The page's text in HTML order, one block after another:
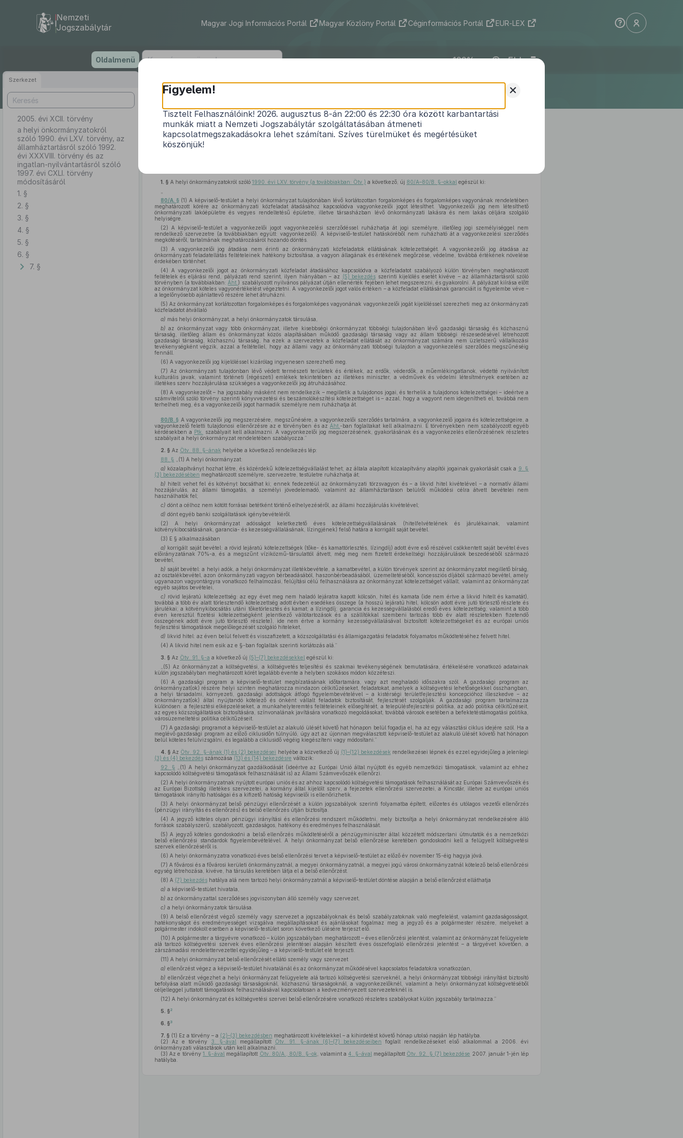
tartalomra
Nemzeti
Jogszabálytár
Magyar Jogi Információs Portál Magyar Közlöny Portál Céginformációs Portál EUR-LEX
Oldalmenü ELI
Szerkezet
2005. évi XCII. törvény
a helyi önkormányzatokról
szóló 1990. évi LXV. törvény, az
államháztartásról szóló 1992.
évi XXXVIII. törvény és az
ingatlan-nyilvántartásról szóló
1997. évi CXLI. törvény
módosításáról
1. §
2. §
3. §
4. §
5. §
6. §
7. §
2005. évi XCII. törvény
a helyi önkormányzatokról szóló1990. évi LXV. törvény , az államháztartásról szóló
1992. évi XXXVIII. törvényés az ingatlan-nyilvántartásról szóló1997. évi CXLI.
1
1. § A helyi önkormányzatokról szóló 1990. évi LXV. törvény (a továbbiakban: Ötv.) a következő, új 80/A–80/B. §-okkal egészül ki:
80/A. § (1) A képviselő-testület a helyi önkormányzat tulajdonában lévő korlátozottan forgalomképes és forgalomképes vagyonának rendeletében
meghatározott körére az önkormányzati közfeladat átadásához kapcsolódva vagyonkezelői jogot létesíthet. Vagyonkezelői jog nem létesíthető
önkormányzati lakóépületre és vegyes rendeltetésű épületre, illetve társasházban lévő önkormányzati lakásra és nem lakás céljára szolgáló
helyiségre.
(2) A képviselő-testület a vagyonkezelői jogot vagyonkezelési szerződéssel ruházhatja át jogi személyre, illetőleg jogi személyiséggel nem
rendelkező szervezetre (a továbbiakban együtt: vagyonkezelő). A képviselő-testület hatásköréből nem ruházható át a vagyonkezelési szerződés
megkötéséről, tartalmának meghatározásáról hozandó döntés.
(3) A vagyonkezelői jog átadása nem érinti az önkormányzati közfeladatok ellátásának kötelezettségét. A vagyonkezelői jog átadása az
önkormányzati feladatellátás feltételeinek hatékony biztosítása, a vagyon állagának és értékének megőrzése, védelme, továbbá értékének növelése
érdekében történhet.
(4) A vagyonkezelői jogot az önkormányzati közfeladat átadásához kapcsolódva a közfeladatot szabályozó külön törvényben meghatározott
feltételek és eljárási rend, pályázati rend szerint, ilyen hiányában – az (5) bekezdés szerinti kijelölés esetét kivéve – az államháztartásról szóló
törvényben (a továbbiakban: Áht. ) szabályozott nyilvános pályázat útján ellenérték fejében lehet megszerezni, és gyakorolni. A pályázat kiírása előtt
az önkormányzat köteles vagyonértékelést végeztetni. A vagyonkezelői jogot valós értéken – a közfeladat ellátásának garanciáit is figyelembe véve –
a legelőnyösebb ajánlattevő részére lehet átruházni.
(5) Az önkormányzat korlátozottan forgalomképes és forgalomképes vagyonának vagyonkezelői jogát kijelöléssel szerezheti meg az önkormányzati
közfeladatot átvállaló
a) más helyi önkormányzat, a helyi önkormányzatok társulása,
b) az önkormányzat vagy több önkormányzat, illetve kisebbségi önkormányzat többségi tulajdonában lévő gazdasági társaság és közhasznú
társaság, illetőleg állam és önkormányzat közös alapításában működő gazdasági társaság vagy az állam többségi részesedésével létrehozott
gazdasági társaság, közhasznú társaság, ha ezek a szervezetek a közfeladat ellátását az önkormányzat számára nem üzletszerű vállalkozási
tevékenységként végzik, azzal a feltétellel, hogy az állami vagy az önkormányzati többségi tulajdon a vagyonkezelési szerződés megszűnéséig
fennáll.
(6) A vagyonkezelői jog kijelöléssel kizárólag ingyenesen szerezhető meg.
(7) Az önkormányzati tulajdonban lévő védett természeti területek és értékek, az erdők, véderdők, a műemlékingatlanok, védetté nyilvánított
kulturális javak, valamint történeti (régészeti) emlékek tekintetében az illetékes miniszter, a védművek és védelmi létesítmények esetében az
illetékes szerv hozzájárulása szükséges a vagyonkezelői jog átruházásához.
(8) A vagyonkezelőt – ha jogszabály másként nem rendelkezik – megilletik a tulajdonos jogai, és terhelik a tulajdonos kötelezettségei – ideértve a
számvitelről szóló törvény szerinti könyvvezetési és beszámolókészítési kötelezettséget is – azzal, hogy a vagyont nem idegenítheti el, továbbá nem
terhelheti meg, és a vagyonkezelői jogot harmadik személyre nem ruházhatja át.
80/B. § A vagyonkezelői jog megszerzésére, megszűnésére, a vagyonkezelői szerződés tartalmára, a vagyonkezelő jogaira és kötelezettségeire, a
vagyonkezelő feletti tulajdonosi ellenőrzésre az e törvényben és az Áht.-ban foglaltakat kell alkalmazni. E törvényekben nem szabályozott egyéb
kérdésekben a Ptk.
szabályait kell alkalmazni. A vagyonkezelői jog megszerzésének, gyakorlásának és a vagyonkezelés ellenőrzésének részletes
szabályait a helyi önkormányzat rendeletében szabályozza.”
2. § Az Ötv. 88. §-ának helyébe a következő rendelkezés lép:
88. § „(1) A helyi önkormányzat:
a) közalapítványt hozhat létre, és közérdekű kötelezettségvállalást tehet; az általa alapított közalapítvány alapítói jogainak gyakorlását csak a 9. §
(3) bekezdésében meghatározott személyre, szervezetre, testületre ruházhatja át;
b) hitelt vehet fel és kötvényt bocsáthat ki; ennek fedezetéül az önkormányzati törzsvagyon és – a likvid hitel kivételével – a normatív állami
hozzájárulás, az állami támogatás, a személyi jövedelemadó, valamint az államháztartáson belülről működési célra átvett bevételei nem
használhatók fel;
c) dönt a célhoz nem kötött forrásai betétként történő elhelyezéséről, az állami hozzájárulás kivételével;
d) dönt egyéb banki szolgáltatások igénybevételéről.
(2) A helyi önkormányzat adósságot keletkeztető éves kötelezettségvállalásának (hitelfelvételének és járulékainak, valamint
kötvénykibocsátásának, garancia- és kezességvállalásának, lízingjének) felső határa a korrigált saját bevétel.
(3) E § alkalmazásában
a) korrigált saját bevétel: a rövid lejáratú kötelezettségek (tőke- és kamattörlesztés, lízingdíj) adott évre eső részével csökkentett saját bevétel éves
előirányzatának 70%-a, és a megszűnt víziközmű-társulattól átvett, még meg nem fizetett érdekeltségi hozzájárulások beszedéséből származó
bevétel,
b) saját bevétel: a helyi adók, a helyi önkormányzat illetékbevétele, a kamatbevétel, a külön törvények szerint az önkormányzatot megillető bírság,
az osztalékbevétel, azon önkormányzati vagyon bérbeadásából, haszonbérbeadásából, üzemeltetéséből, koncessziós díjából származó bevétel, amely
ugyanazon vagyontárgyra vonatkozó felhalmozási, felújítási célú felhasználásra az önkormányzat kötelezettséget vállalt, valamint az önkormányzat
egyéb sajátos bevételei,
c) rövid lejáratú kötelezettség: az egy évet meg nem haladó lejáratra kapott kölcsön, hitel és kamata (ide nem értve a likvid hitelt és kamatát),
továbbá a több év alatt törlesztendő kötelezettség adott évben esedékes összege (a hosszú lejáratú hitel, kölcsön adott évre jutó törlesztő részlete és
járulékai; a kötvénykibocsátás utáni tőketörlesztés és kamat; a lízingdíj; garancia és kezességvállalásból eredő éves kötelezettség; valamint a több
éven keresztül fizetési kötelezettségként jelentkező váltótartozások és a szállítókkal szembeni tartozás több év alatt részletekben fizetendő
összegének adott évre jutó törlesztő részlete), ide nem értve a kormány kezességvállalásával biztosított kötelezettségeket és az európai uniós
fejlesztési támogatások megelőlegezését szolgáló hiteleket,
d) likvid hitel: az éven belül felvett és visszafizetett, a közszolgáltatási és államigazgatási feladatok folyamatos működtetéséhez felvett hitel.
(4) A likvid hitel nem esik az e §-ban foglaltak szerinti korlátozás alá.”
3. § Az Ötv. 91. §-a a következő új (5)–(7) bekezdésekkel egészül ki:
„(5) Az önkormányzat a költségvetési, a költségvetés teljesítési és szakmai tevékenységének bemutatására, értékelésére vonatkozó adatainak
külön jogszabályban meghatározott körét legalább évente a helyben szokásos módon közzéteszi.
(6) A gazdasági program a képviselő-testület megbízatásának időtartamára, vagy azt meghaladó időszakra szól. A gazdasági program az
önkormányzat(ok) részére helyi szinten meghatározza mindazon célkitűzéseket, feladatokat, amelyek a költségvetési lehetőségekkel összhangban,
a helyi társadalmi, környezeti, gazdasági adottságok átfogó figyelembevételével – a kistérségi területfejlesztési koncepcióhoz illeszkedve – az
önkormányzat(ok) által nyújtandó kötelező és önként vállalt feladatok biztosítását, fejlesztését szolgálják. A gazdasági program tartalmazza
különösen: a fejlesztési elképzeléseket, a munkahelyteremtés feltételeinek elősegítését, a településfejlesztési politika, az adó politika célkitűzéseit,
az egyes közszolgáltatások biztosítására, színvonalának javítására vonatkozó megoldásokat, továbbá városok esetében a befektetéstámogatási politika,
városüzemeltetési politika célkitűzéseit.
(7) A gazdasági programot a képviselő-testület az alakuló ülését követő hat hónapon belül fogadja el, ha az egy választási ciklus idejére szól. Ha a
meglévő gazdasági program az előző ciklusidőn túlnyúló, úgy azt az újonnan megválasztott képviselő-testület az alakuló ülését követő hat hónapon
belül köteles felülvizsgálni, és legalább a ciklusidő végéig kiegészíteni vagy módosítani.”
4. § Az Ötv. 92. §-ának (1) és (2) bekezdései helyébe a közvetkező új (1)–(12) bekezdések rendelkezései lépnek és ezzel egyidejűleg a jelenlegi
(3) és (4) bekezdésszámozása (13) és (14) bekezdésre változik:
92. § „(1) A helyi önkormányzat gazdálkodását (ideértve az Európai Unió által nyújtott és egyéb nemzetközi támogatások, valamint az ehhez
kapcsolódó költségvetési támogatások felhasználását is) az Állami Számvevőszék ellenőrzi.
(2) A helyi önkormányzatnak nyújtott európai uniós és az ahhoz kapcsolódó költségvetési támogatások felhasználását az Európai Számvevőszék és
az Európai Bizottság illetékes szervezetei, a kormány által kijelölt szerv, a fejezetek ellenőrzési szervezetei, a Kincstár, illetve az európai uniós
támogatások irányító hatóságai és a kifizető hatóság képviselői is ellenőrizhetik.
(3) A helyi önkormányzat belső pénzügyi ellenőrzését a külön jogszabályok szerinti folyamatba épített, előzetes és utólagos vezetői ellenőrzés
(pénzügyi irányítás és ellenőrzés) és belső ellenőrzés útján biztosítja.
(4) A jegyző köteles olyan pénzügyi irányítási és ellenőrzési rendszert működtetni, mely biztosítja a helyi önkormányzat rendelkezésére álló
források szabályszerű, szabályozott, gazdaságos, hatékony és eredményes felhasználását.
(5) A jegyző köteles gondoskodni a belső ellenőrzés működtetéséről a pénzügyminiszter által közzétett módszertani útmutatók és a nemzetközi
belső ellenőrzési standardok figyelembevételével. A helyi önkormányzat belső ellenőrzése keretében gondoskodni kell a felügyelt költségvetési
szervek ellenőrzéséről is.
(6) A helyi önkormányzatra vonatkozó éves belső ellenőrzési tervet a képviselő-testület az előző év november 15-éig hagyja jóvá.
(7) A fővárosi és a fővárosi kerületi önkormányzatnál, a megyei önkormányzatnál, a megyei jogú városi önkormányzatnál kötelező belső ellenőrzési
egység létrehozása, kivéve, ha társulás keretében látja el a belső ellenőrzést.
(8) A (7) bekezdéshatálya alá nem tartozó helyi önkormányzatnál a képviselő-testület döntése alapján a belső ellenőrzést elláthatja
a) a képviselő-testület hivatala,
b) az önkormányzattal szerződéses jogviszonyban álló személy vagy szervezet,
c) a helyi önkormányzatok társulása.
(9) A belső ellenőrzést végző személy vagy szervezet a jogszabályoknak és belső szabályzatoknak való megfelelést, valamint gazdaságosságot,
hatékonyságot és eredményességet vizsgálva megállapításokat és ajánlásokat fogalmaz meg a jegyző és a polgármester részére, melyeket a
polgármester indokolt esetben a képviselő-testület soron következő ülésére terjeszt elő.
(10) A polgármester a tárgyévre vonatkozó – külön jogszabályban meghatározott – éves ellenőrzési jelentést, valamint az önkormányzat felügyelete
alá tartozó költségvetési szervek éves ellenőrzési jelentései alapján készített éves összefoglaló ellenőrzési jelentést – a tárgyévet követően, a
zárszámadási rendelettervezettel egyidejűleg – a képviselő-testület elé terjeszti.
(11) A helyi önkormányzat belső ellenőrzését ellátó személy vagy szervezet
a) ellenőrzést végez a képviselő-testület hivatalánál és az önkormányzat működésével kapcsolatos feladatokra vonatkozóan,
b) ellenőrzést végezhet a helyi önkormányzat felügyelete alá tartozó költségvetési szerveknél, a helyi önkormányzat többségi irányítást biztosító
befolyása alatt működő gazdasági társaságoknál, közhasznú társaságoknál, a vagyonkezelőknél, valamint a helyi önkormányzat költségvetéséből
céljelleggel juttatott támogatások felhasználásával kapcsolatosan a kedvezményezett szervezeteknél is.
(12) A helyi önkormányzat és költségvetési szervei belső ellenőrzésére vonatkozó részletes szabályokat külön jogszabály tartalmazza.”
5. §2
6. §3
7. § (1) Ez a törvény – a (2)–(3) bekezdésben meghatározott kivételekkel – a kihirdetést követő hónap utolsó napján lép hatályba.
(2) Az e törvény 3. §-ával megállapított Ötv. 91. §-ának (6)–(7) bekezdéseiben foglalt rendelkezéseket első alkalommal a 2006. évi
önkormányzati választások után kell alkalmazni.
(3) Az e törvény 1. §-ával megállapított Ötv. 80/A., 80/B. §-ok , valamint a4. §-ával megállapított Ötv. 92. § (7) bekezdése 2007. január 1-jén lép
hatályba.
+
Figyelem!
Tisztelt Felhasználóink! 2026. augusztus 8-án 22:00 és 22:30 óra között karbantartási
munkák miatt a Nemzeti Jogszabálytár szolgáltatásában átmeneti
kapcsolatmegszakadásokra lehet számítani. Szíves türelmüket és megértésüket
köszönjük!